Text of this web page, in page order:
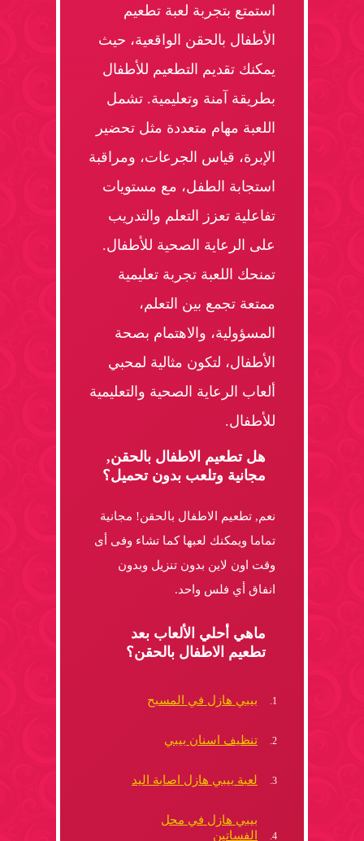
استمتع بتجربة لعبة تطعيم
الأطفال بالحقن الواقعية، حيث
يمكنك تقديم التطعيم للأطفال
بطريقة آمنة وتعليمية. تشمل
اللعبة مهام متعددة مثل تحضير
الإبرة، قياس الجرعات، ومراقبة
استجابة الطفل، مع مستويات
تفاعلية تعزز التعلم والتدريب
على الرعاية الصحية للأطفال.
تمنحك اللعبة تجربة تعليمية
ممتعة تجمع بين التعلم،
المسؤولية، والاهتمام بصحة
الأطفال، لتكون مثالية لمحبي
ألعاب الرعاية الصحية والتعليمية
للأطفال.
هل تطعيم الاطفال بالحقن,
مجانية وتلعب بدون تحميل؟
نعم, تطعيم الاطفال بالحقن! مجانية
تماما ويمكنك لعبها كما تشاء وفى أى
وقت اون لاين بدون تنزيل وبدون
انفاق أي فلس واحد.
ماهي أحلي الألعاب بعد
تطعيم الاطفال بالحقن؟
بيبي هازل في المسبح
تنظيف اسنان بيبي
لعبة بيبي هازل اصابة اليد
بيبي هازل في محل
الفساتين